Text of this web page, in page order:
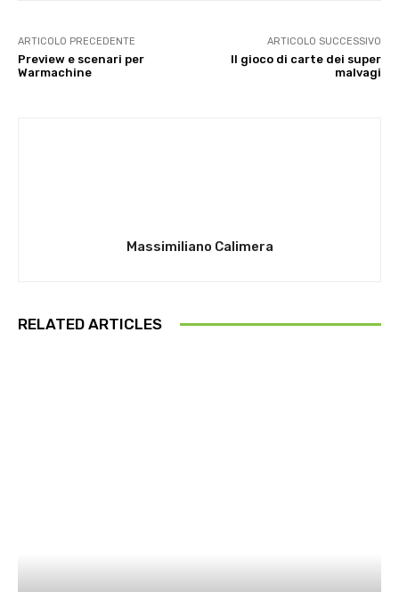
ARTICOLO PRECEDENTE
Preview e scenari per
Warmachine
ARTICOLO SUCCESSIVO
Il gioco di carte dei super
malvagi
Massimiliano Calimera
RELATED ARTICLES